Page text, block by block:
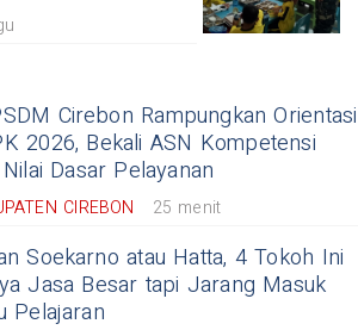
Cirebon Rampungkan Orientasi
2026, Bekali ASN Kompetensi
Dasar Pelayanan
CIREBON 25 menit
Soekarno atau Hatta, 4 Tokoh Ini
Jasa Besar tapi Jarang Masuk
Pelajaran